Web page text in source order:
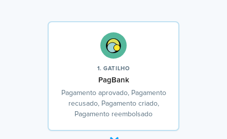
1. GATILHO
PagBank
Pagamento aprovado, Pagamento
recusado, Pagamento criado,
Pagamento reembolsado